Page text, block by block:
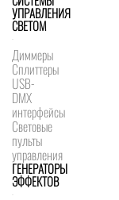
УПРАВЛЕНИЯ
СВЕТОМ
Диммеры
Сплиттеры
USB-
DMX
интерфейсы
Световые
пульты
управления
ГЕНЕРАТОРЫ
ЭФФЕКТОВ